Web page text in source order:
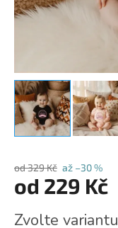
od 329 Kč až –30 %
od 229 Kč
cena:
Zvolte variantu